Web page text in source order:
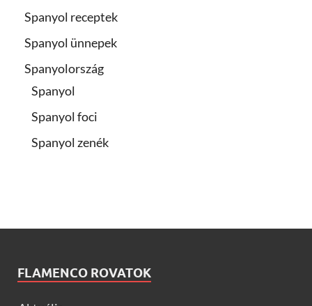
Spanyol receptek
Spanyol ünnepek
Spanyolország
Spanyol
Spanyol foci
Spanyol zenék
FLAMENCO ROVATOK